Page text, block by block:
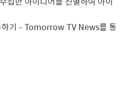
기 – Tomorrow TV News를 통